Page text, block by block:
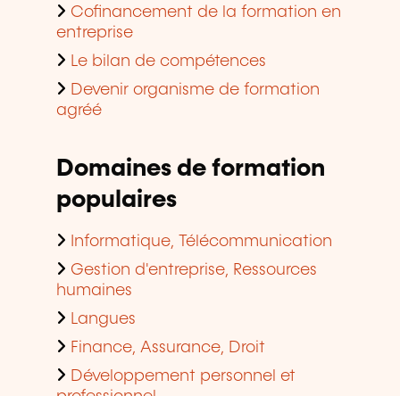
Cofinancement de la formation en
entreprise
Le bilan de compétences
Devenir organisme de formation
agréé
Domaines de formation
populaires
Informatique, Télécommunication
Gestion d'entreprise, Ressources
humaines
Langues
Finance, Assurance, Droit
Développement personnel et